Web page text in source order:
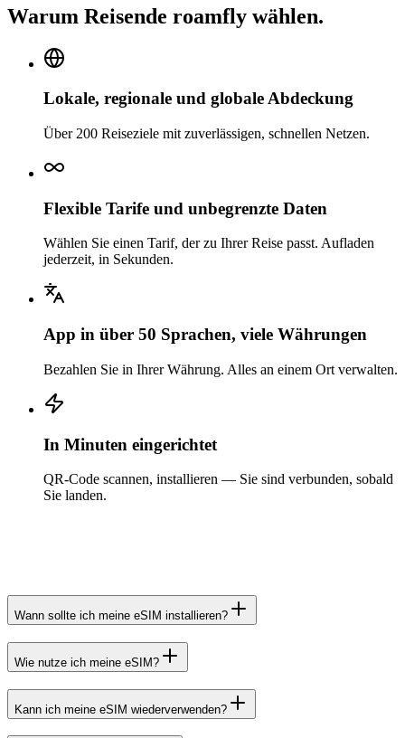
Warum Reisende roamfly wählen.
Lokale, regionale und globale Abdeckung
Über 200 Reiseziele mit zuverlässigen, schnellen Netzen.
Flexible Tarife und unbegrenzte Daten
Wählen Sie einen Tarif, der zu Ihrer Reise passt. Aufladen
jederzeit, in Sekunden.
App in über 50 Sprachen, viele Währungen
Bezahlen Sie in Ihrer Währung. Alles an einem Ort verwalten.
In Minuten eingerichtet
QR-Code scannen, installieren — Sie sind verbunden, sobald
Sie landen.
Wann sollte ich meine eSIM installieren?
Wie nutze ich meine eSIM?
Kann ich meine eSIM wiederverwenden?